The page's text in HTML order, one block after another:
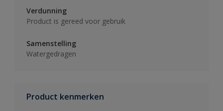
Verdunning
Product is gereed voor gebruik
Samenstelling
Watergedragen
Product kenmerken